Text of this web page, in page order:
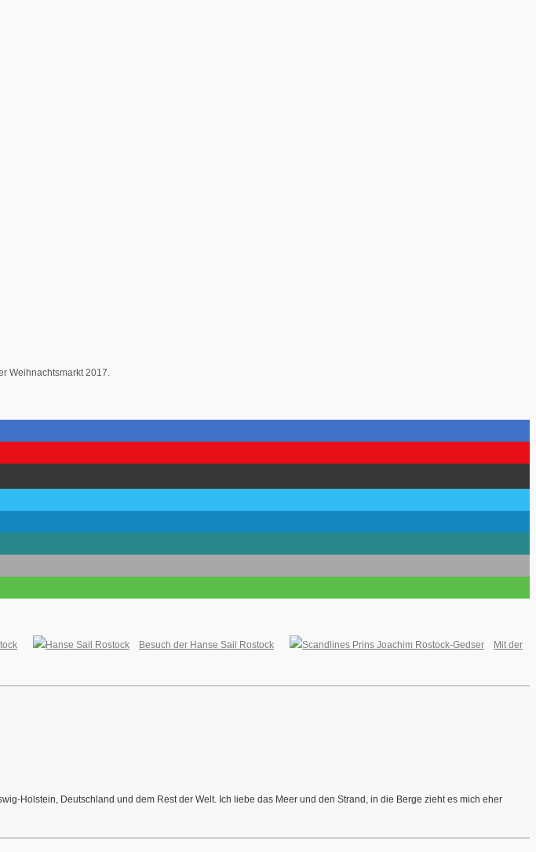
Weihnachtsmarkt 2017.
Besuch der Hanse Sail Rostock Mit der
Holstein, Deutschland und dem Rest der Welt. Ich liebe das Meer und den Strand, in die Berge zieht es mich eher